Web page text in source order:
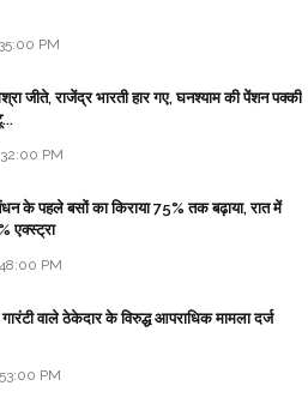
PM
जीते, राजेंद्र भारती हार गए, घनश्याम की पेंशन पक्की
PM
के पहले बसों का किराया 75% तक बढ़ाया, रात में
एक्स्ट्रा
PM
वाले ठेकेदार के विरुद्ध आपराधिक मामला दर्ज
PM